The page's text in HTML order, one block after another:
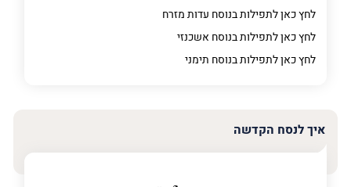
לחץ כאן לתפילות בנוסח עדות מזרח
לחץ כאן לתפילות בנוסח אשכנזי
לחץ כאן לתפילות בנוסח תימני
איך לנסח הקדשה